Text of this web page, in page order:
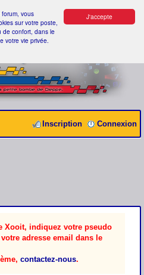
J'accepte
vous
sur votre poste,
de confort, dans le
votre vie privée.
Connexion
Inscription
Xooit, indiquez votre pseudo
adresse email dans le
contactez-nous.